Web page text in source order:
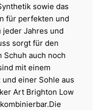
sowie das
für perfekten und
Jahres und
sorgt für den
Schuh auch noch
mit einem
einer Sohle aus
Art Brighton Low